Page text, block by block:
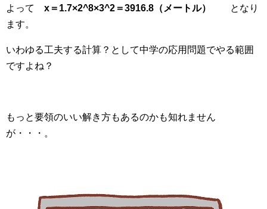
よって x＝1.7×2^8×3^2＝3916.8（メートル）
となり
ます。
いわゆる工夫する計算？として中学の応用問題でやる範囲
ですよね？
もっと要領のいい解き方もあるのかも知れません
が・・・。